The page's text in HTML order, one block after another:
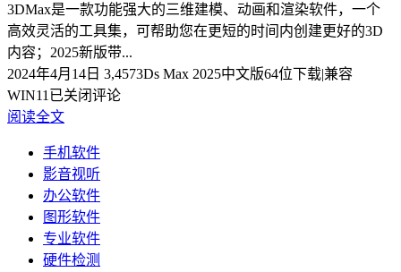
3DMax是一款功能强大的三维建模、动画和渲染软件，一个
高效灵活的工具集，可帮助您在更短的时间内创建更好的3D
内容；2025新版带...
2024年4月14日 3,4573Ds Max 2025中文版64位下载|兼容
WIN11 已关闭评论
阅读全文
手机软件
影音视听
办公软件
图形软件
专业软件
硬件检测